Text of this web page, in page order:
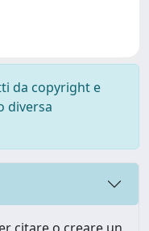
da copyright e
diversa